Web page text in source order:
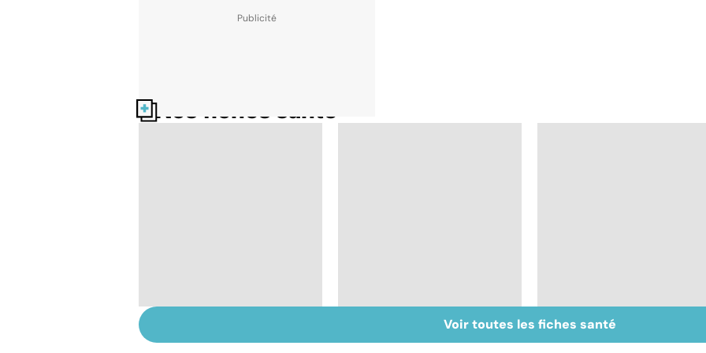
Nos fiches santé
de l'attention avec
Comment maîtriser
le bégaiement ?
Accident vasculaire
cérébral : l'enfant
Voir toutes les fiches santé